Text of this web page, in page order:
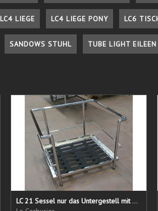
LC4 LIEGE LC4 LIEGE PONY LC6
SANDOWS STUHL TUBE LIGHT EILEEN
LC 21 Sessel nur das Untergestell mit elastischen Straps